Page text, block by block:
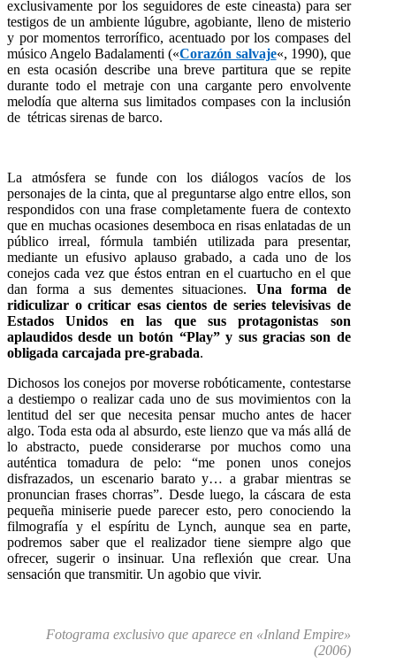
exclusivamente por los seguidores de este cineasta) para ser
testigos de un ambiente lúgubre, agobiante, lleno de misterio
y por momentos terrorífico, acentuado por los compases del
músico Angelo Badalamenti («Corazón salvaje«, 1990), que
en esta ocasión describe una breve partitura que se repite
durante todo el metraje con una cargante pero envolvente
melodía que alterna sus limitados compases con la inclusión
de tétricas sirenas de barco.
La atmósfera se funde con los diálogos vacíos de los
personajes de la cinta, que al preguntarse algo entre ellos, son
respondidos con una frase completamente fuera de contexto
que en muchas ocasiones desemboca en risas enlatadas de un
público irreal, fórmula también utilizada para presentar,
mediante un efusivo aplauso grabado, a cada uno de los
conejos cada vez que éstos entran en el cuartucho en el que
dan forma a sus dementes situaciones. Una forma de
ridiculizar o criticar esas cientos de series televisivas de
Estados Unidos en las que sus protagonistas son
aplaudidos desde un botón “Play” y sus gracias son de
obligada carcajada pre-grabada.
Dichosos los conejos por moverse robóticamente, contestarse
a destiempo o realizar cada uno de sus movimientos con la
lentitud del ser que necesita pensar mucho antes de hacer
algo. Toda esta oda al absurdo, este lienzo que va más allá de
lo abstracto, puede considerarse por muchos como una
auténtica tomadura de pelo: “me ponen unos conejos
disfrazados, un escenario barato y… a grabar mientras se
pronuncian frases chorras”. Desde luego, la cáscara de esta
pequeña miniserie puede parecer esto, pero conociendo la
filmografía y el espíritu de Lynch, aunque sea en parte,
podremos saber que el realizador tiene siempre algo que
ofrecer, sugerir o insinuar. Una reflexión que crear. Una
sensación que transmitir. Un agobio que vivir.
Fotograma exclusivo que aparece en «Inland Empire»
(2006)